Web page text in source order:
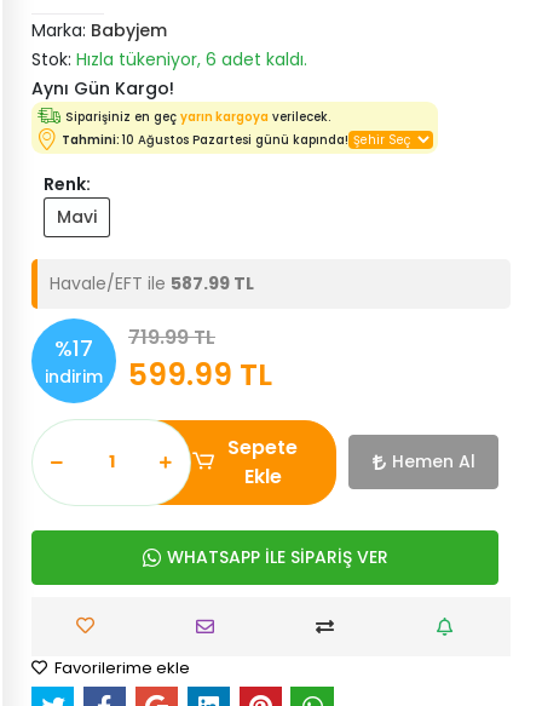
Marka: Babyjem
Stok: Hızla tükeniyor, 6 adet kaldı.
Aynı Gün Kargo!
Siparişiniz en geç yarın kargoya verilecek.
Tahmini:10 Ağustos Pazartesi günü kapında!
Renk:
Mavi
Havale/EFT ile 587.99 TL
%17
indirim
719.99 TL
599.99 TL
Sepete
Ekle
Hemen Al
WHATSAPP İLE SİPARİŞ VER
Favorilerime ekle